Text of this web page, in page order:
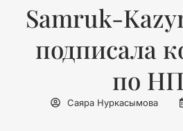
Samruk-
подписала
по
Саяра Нуркасымова